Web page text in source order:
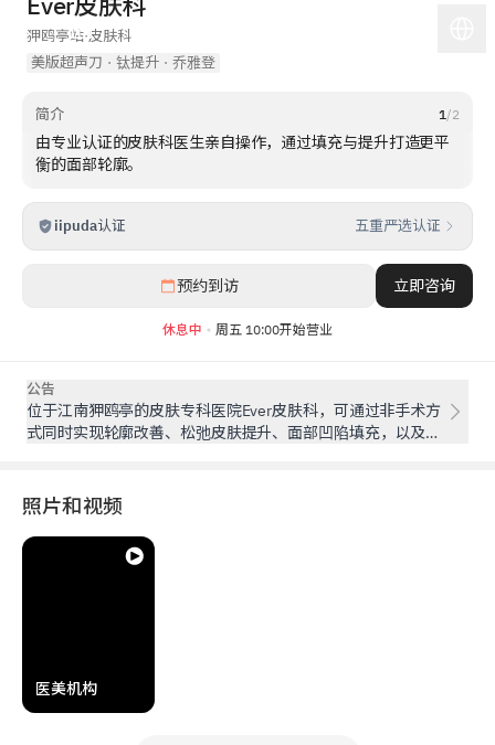
狎鸥亭站·皮肤科
美版超声刀 · 钛提升 · 乔雅登
简介 1/2
由专业认证的皮肤科医生亲自操作，通过填充与提升打造更平
衡的面部轮廓。
iipuda认证 五重严选认证
预约到访 立即咨询
休息中 周五 10:00开始营业
公告
位于江南狎鸥亭的皮肤专科医院Ever皮肤科，可通过非手术方
式同时实现轮廓改善、松弛皮肤提升、面部凹陷填充，以及多
照片和视频
医美机构